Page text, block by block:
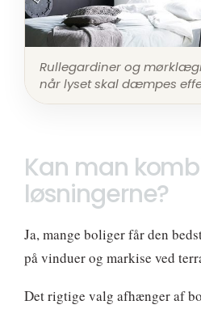
Rullegardiner og
når lyset skal dæmpes
Kan man
løsningerne?
Ja, mange boliger får den
på vinduer og markise ved
Det rigtige valg afhænger af